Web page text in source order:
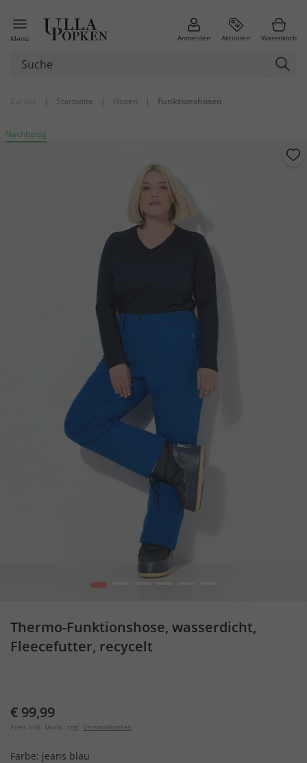
Menü Anmelden Aktionen Warenkorb
| Startseite | Hosen | Funktionshosen
Nachhaltig
1
Thermo-Funktionshose, wasserdicht,
Fleecefutter, recycelt
€ 99,99
Preis inkl. MwSt. zzgl. Versandkosten
Farbe: jeans blau